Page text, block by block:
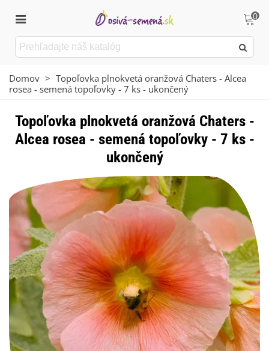
0
Domov > Topoľovka plnokvetá oranžová Chaters - Alcea
rosea - semená topoľovky - 7 ks - ukončený
Topoľovka plnokvetá oranžová Chaters -
Alcea rosea - semená topoľovky - 7 ks -
ukončený